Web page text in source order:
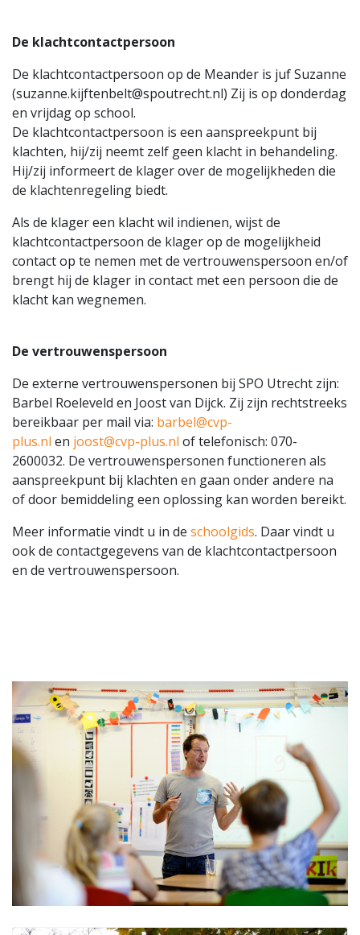
De klachtcontactpersoon
De klachtcontactpersoon op de Meander is juf Suzanne
(suzanne.kijftenbelt@spoutrecht.nl) Zij is op donderdag
en vrijdag op school.
De klachtcontactpersoon is een aanspreekpunt bij
klachten, hij/zij neemt zelf geen klacht in behandeling.
Hij/zij informeert de klager over de mogelijkheden die
de klachtenregeling biedt.
Als de klager een klacht wil indienen, wijst de
klachtcontactpersoon de klager op de mogelijkheid
contact op te nemen met de vertrouwenspersoon en/of
brengt hij de klager in contact met een persoon die de
klacht kan wegnemen.
De vertrouwenspersoon
De externe vertrouwenspersonen bij SPO Utrecht zijn:
Barbel Roeleveld en Joost van Dijck. Zij zijn rechtstreeks
bereikbaar per mail via: barbel@cvp-
plus.nl en joost@cvp-plus.nl of telefonisch: 070-
2600032. De vertrouwenspersonen functioneren als
aanspreekpunt bij klachten en gaan onder andere na
of door bemiddeling een oplossing kan worden bereikt.
Meer informatie vindt u in de schoolgids. Daar vindt u
ook de contactgegevens van de klachtcontactpersoon
en de vertrouwenspersoon.